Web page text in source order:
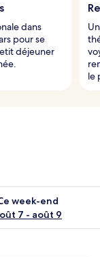
dans
pour se
déjeuner
le
week-end
7 - août 9
pour ce